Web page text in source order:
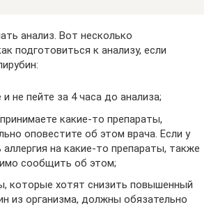
анализ. Вот несколько
подготовиться к анализу, если
и не пейте за 4 часа до анализа;
какие-то препараты,
оповестите об этом врача. Если у
аллергия на какие-то препараты, также
сообщить об этом;
которые хотят снизить повышенный
из организма, должны обязательно